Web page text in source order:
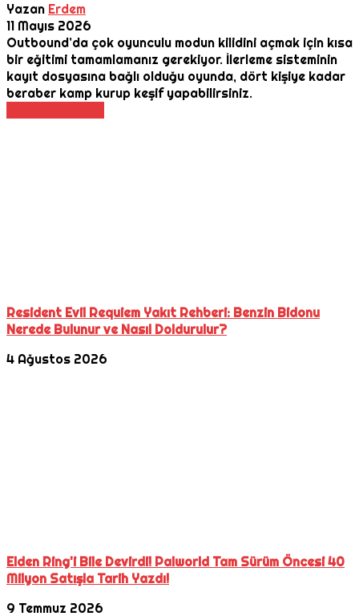
Yazan Erdem
11 Mayıs 2026
Outbound’da çok oyunculu modun kilidini açmak için kısa
bir eğitimi tamamlamanız gerekiyor. İlerleme sisteminin
kayıt dosyasına bağlı olduğu oyunda, dört kişiye kadar
beraber kamp kurup keşif yapabilirsiniz.
Resident Evil Requiem Yakıt Rehberi: Benzin Bidonu
Nerede Bulunur ve Nasıl Doldurulur?
4 Ağustos 2026
Elden Ring'i Bile Devirdi! Palworld Tam Sürüm Öncesi 40
Milyon Satışla Tarih Yazdı!
9 Temmuz 2026